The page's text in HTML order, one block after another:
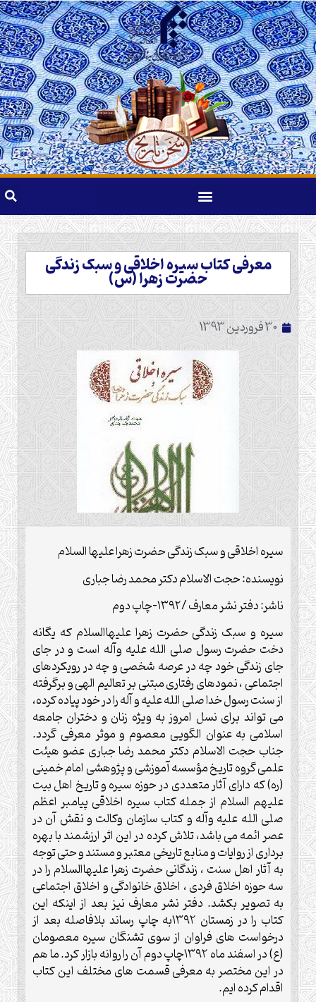
معرفی کتاب سیره اخلاقی و سبک زندگی
حضرت زهرا (س)
30 فروردین 1393
سیره اخلاقی و سبک زندگی حضرت زهرا علیها السلام
نویسنده: حجت الاسلام دکتر محمد رضا جباری
ناشر: دفتر نشر معارف /۱۳۹۲-چاپ دوم
سیره و سبک زندگی حضرت زهرا علیهاالسلام که یگانه
دخت حضرت رسول صلی الله علیه وآله است و در جای
جای زندگی خود چه در عرصه شخصی و چه در رویکردهای
اجتماعی ، نمودهای رفتاری مبتنی بر تعالیم الهی و برگرفته
از سنت رسول خدا صلی الله علیه و آله را در خود پیاده کرده،
می تواند برای نسل امروز به ویژه زنان و دختران جامعه
اسلامی به عنوان الگویی معصوم و موثر معرفی گردد.
جناب حجت الاسلام دکتر محمد رضا جباری عضو هیئت
علمی گروه تاریخ مؤسسه آموزشی و پژوهشی امام خمینی
(ره) که دارای آثار متعددی در حوزه سیره و تاریخ اهل بیت
علیهم السلام از جمله کتاب سیره اخلاقی پیامبر اعظم
صلی الله علیه وآله و کتاب سازمان وکالت و نقش آن در
عصر ائمه می باشد، تلاش کرده در این اثر ارزشمند با بهره
برداری از روایات و منابع تاریخی معتبر و مستند و حتی توجه
به آثار اهل سنت ، زندگانی حضرت زهرا علیهاالسلام را در
سه حوزه اخلاق فردی ، اخلاق خانوادگی و اخلاق اجتماعی
به تصویر بکشد. دفتر نشر معارف نیز بعد از اینکه این
کتاب را در زمستان ۱۳۹۲به چاپ رساند بلافاصله بعد از
درخواست های فراوان از سوی تشنگان سیره معصومان
(ع) در اسفند ماه ۱۳۹۲چاپ دوم آن را روانه بازار کرد. ما هم
در این مختصر به معرفی قسمت های مختلف این کتاب
اقدام کرده ایم.